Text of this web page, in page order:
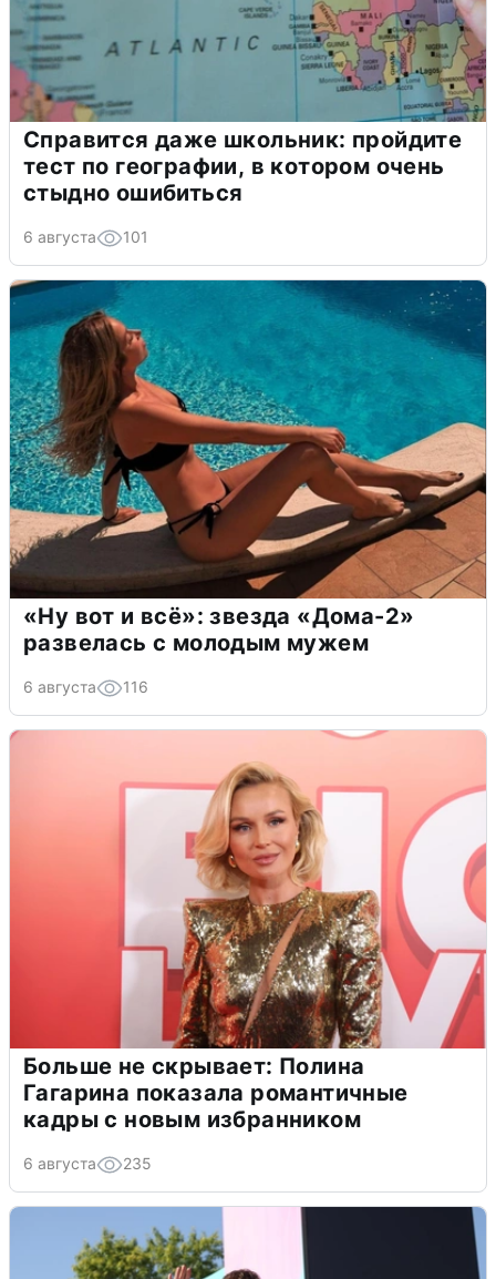
Справится даже школьник: пройдите
тест по географии, в котором очень
стыдно ошибиться
6 августа 101
«Ну вот и всё»: звезда «Дома-2»
развелась с молодым мужем
6 августа 116
Больше не скрывает: Полина
Гагарина показала романтичные
кадры с новым избранником
6 августа 235